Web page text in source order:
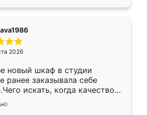
2026
новый шкаф в студии
ранее заказывала себе
искать, когда качеством
Служит кухня уже почти
нет.